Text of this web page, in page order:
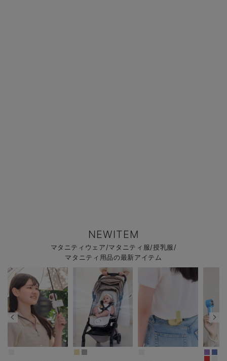
NEWITEM
マタニティウェア/マタニティ服/授乳服/
マタニティ用品の最新アイテム